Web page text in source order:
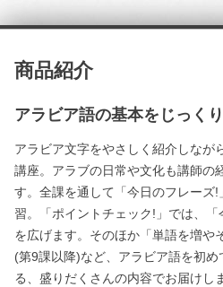
商品紹介
アラビア語の基本をじっく
アラビア文字をやさしく紹介しなが
講座。アラブの日常や文化も講師の
す。全課を通して「今日のフレーズ
習。「ポイントチェック!」では、
を広げます。そのほか「単語を増や
(第9課以降)など、アラビア語を初め
る、盛りだくさんの内容でお届けし